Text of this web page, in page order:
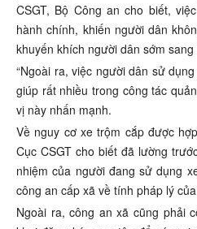
CSGT, Bộ Công an cho biết,
hành chính, khiến người dân
khuyến khích người dân sớm
“Ngoài ra, việc người dân sử
giúp rất nhiều trong công tác
vị này nhấn mạnh.
Về nguy cơ xe trộm cắp được
Cục CSGT cho biết đã lường
nhiệm của người đang sử dụng
công an cấp xã về tính pháp lý
Ngoài ra, công an xã cũng phải